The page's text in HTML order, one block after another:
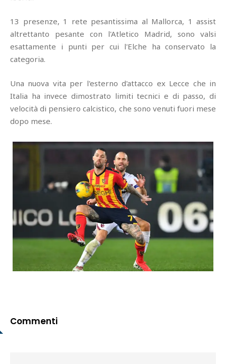
13 presenze, 1 rete pesantissima al Mallorca, 1 assist
altrettanto pesante con l'Atletico Madrid, sono valsi
esattamente i punti per cui l'Elche ha conservato la
categoria.
Una nuova vita per l'esterno d'attacco ex Lecce che in
Italia ha invece dimostrato limiti tecnici e di passo, di
velocità di pensiero calcistico, che sono venuti fuori mese
dopo mese.
Commenti